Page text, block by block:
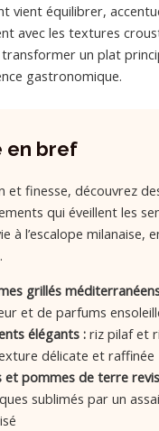
vient équilibrer,
avec les textures
un plat
gastronomique.
en bref
et finesse, découvrez
qui éveillent les
à l’escalope milanaise,
grillés
et de parfums
élégants : riz pilaf et
délicate et raffinée
et pommes de terre
sublimés par un